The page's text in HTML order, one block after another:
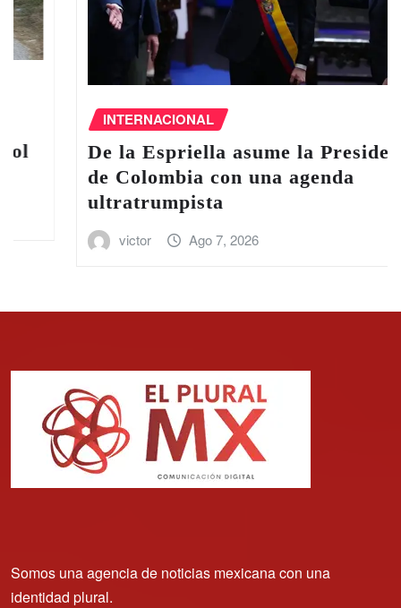
INTERNACIONAL
De la Espriella asume la Presidencia
de Colombia con una agenda
ultratrumpista
victor Ago 7, 2026
Somos una agencia de noticias mexicana con una
identidad plural.